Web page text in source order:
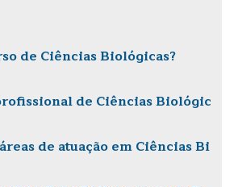
de Ciências Biológicas?
de Ciências Biológic
de atuação em Ciências Bi